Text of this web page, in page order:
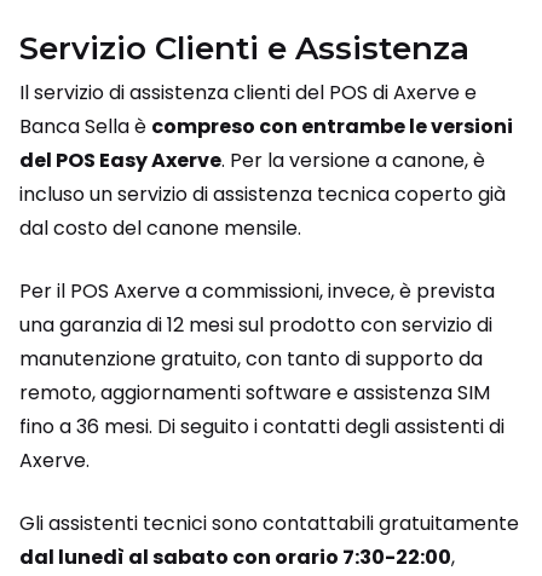
Servizio Clienti e Assistenza
Il servizio di assistenza clienti del POS di Axerve e
Banca Sella è compreso con entrambe le versioni
del POS Easy Axerve. Per la versione a canone, è
incluso un servizio di assistenza tecnica coperto già
dal costo del canone mensile.
Per il POS Axerve a commissioni, invece, è prevista
una garanzia di 12 mesi sul prodotto con servizio di
manutenzione gratuito, con tanto di supporto da
remoto, aggiornamenti software e assistenza SIM
fino a 36 mesi. Di seguito i contatti degli assistenti di
Axerve.
Gli assistenti tecnici sono contattabili gratuitamente
dal lunedì al sabato con orario 7:30-22:00,